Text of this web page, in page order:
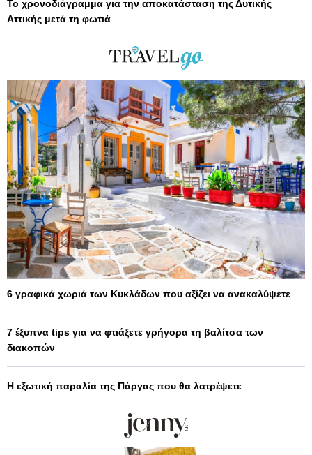
Το χρονοδιάγραμμα για την αποκατάσταση της Δυτικής
Αττικής μετά τη φωτιά
6 γραφικά χωριά των Κυκλάδων που αξίζει να ανακαλύψετε
7 έξυπνα tips για να φτιάξετε γρήγορα τη βαλίτσα των
διακοπών
Η εξωτική παραλία της Πάργας που θα λατρέψετε